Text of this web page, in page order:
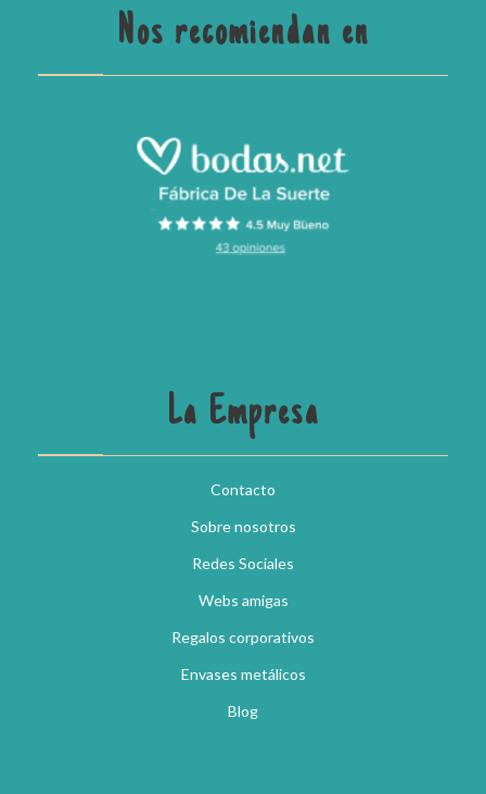
Nos recomiendan en
La Empresa
Contacto
Sobre nosotros
Redes Sociales
Webs amigas
Regalos corporativos
Envases metálicos
Blog